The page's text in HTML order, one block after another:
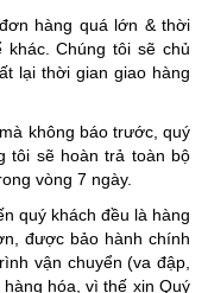
hàng quá lớn & thời
Chúng tôi sẽ chủ
lại thời gian giao hàng
không báo trước, quý
tôi sẽ hoàn trả toàn bộ
vòng 7 ngày.
quý khách đều là hàng
được bảo hành chính
vận chuyển (va đập,
hóa, vì thế xin Quý